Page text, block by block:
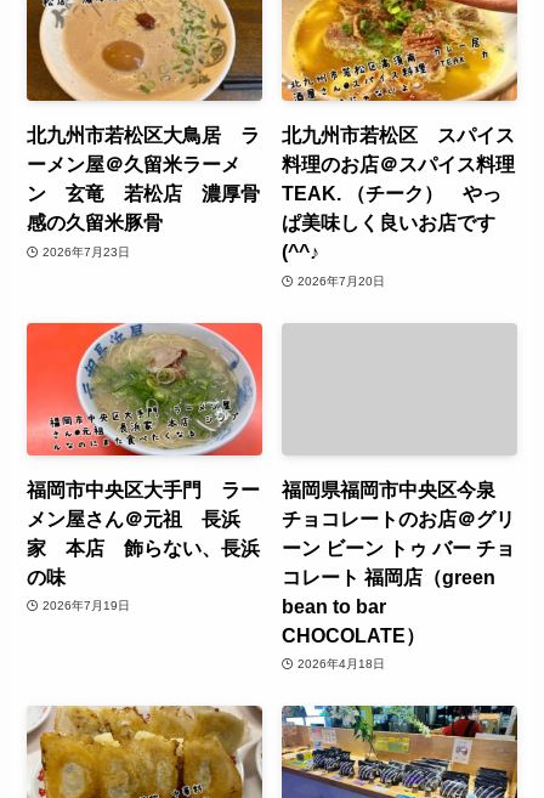
北九州市若松区大鳥居 ラ
ーメン屋＠久留米ラーメ
ン 玄竜 若松店 濃厚骨
感の久留米豚骨
2026年7月23日
北九州市若松区 スパイス
料理のお店＠スパイス料理
TEAK. （チーク） やっ
ぱ美味しく良いお店です
(^^♪
2026年7月20日
福岡市中央区大手門 ラー
メン屋さん＠元祖 長浜
家 本店 飾らない、長浜
の味
2026年7月19日
福岡県福岡市中央区今泉
チョコレートのお店＠グリ
ーン ビーン トゥ バー チョ
コレート 福岡店（green
bean to bar
CHOCOLATE）
2026年4月18日